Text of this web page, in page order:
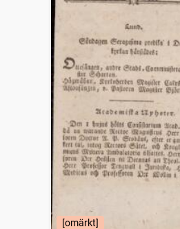
[omärkt]